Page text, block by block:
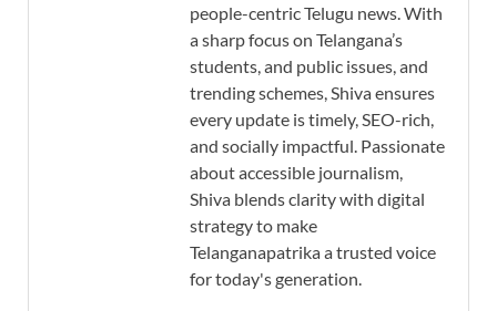
people-centric Telugu news. With
a sharp focus on Telangana’s
students, and public issues, and
trending schemes, Shiva ensures
every update is timely, SEO-rich,
and socially impactful. Passionate
about accessible journalism,
Shiva blends clarity with digital
strategy to make
Telanganapatrika a trusted voice
for today's generation.